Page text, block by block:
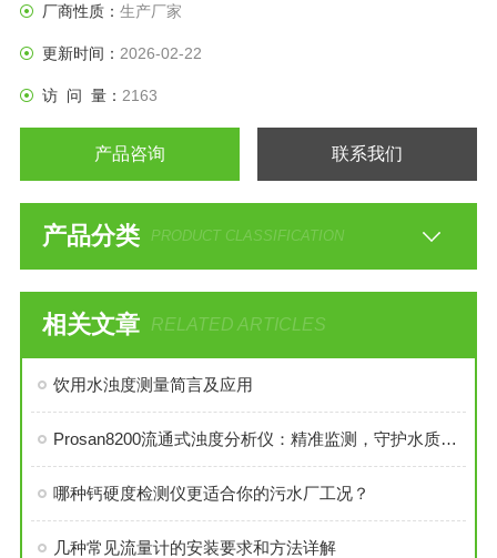
厂商性质： 生产厂家
更新时间： 2026-02-22
访 问 量： 2163
产品咨询 联系我们
产品分类 PRODUCT CLASSIFICATION
相关文章 RELATED ARTICLES
饮用水浊度测量简言及应用
Prosan8200流通式浊度分析仪：精准监测，守护水质纯净之源
哪种钙硬度检测仪更适合你的污水厂工况？
几种常见流量计的安装要求和方法详解